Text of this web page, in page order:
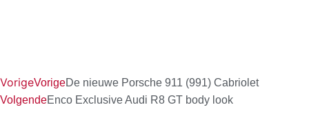
VorigeVorigeDe nieuwe Porsche 911 (991) Cabriolet
VolgendeEnco Exclusive Audi R8 GT body look